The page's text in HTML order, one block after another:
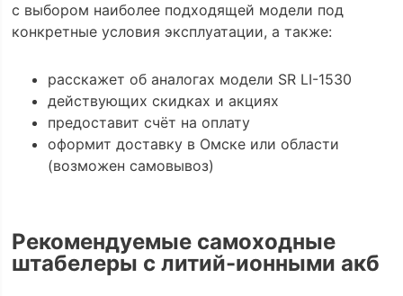
с выбором наиболее подходящей модели под
конкретные условия эксплуатации, а также:
расскажет об аналогах модели SR LI-1530
действующих скидках и акциях
предоставит счёт на оплату
оформит доставку в Омске или области
(возможен самовывоз)
Рекомендуемые самоходные
штабелеры с литий-ионными акб